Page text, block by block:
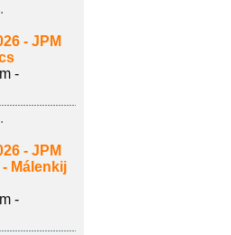
- JPM
-
- JPM
Málenkij
-